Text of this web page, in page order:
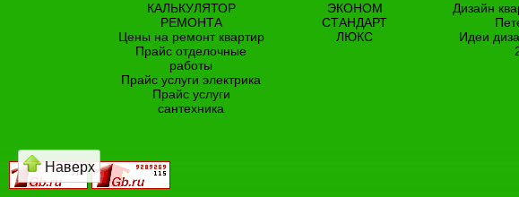
КАЛЬКУЛЯТОР
РЕМОНТА
Цены на ремонт квартир
Прайс отделочные
работы
Прайс услуги электрика
Прайс услуги
сантехника
ЭКОНОМ
СТАНДАРТ
ЛЮКС
Дизайн
Идеи
Наверх